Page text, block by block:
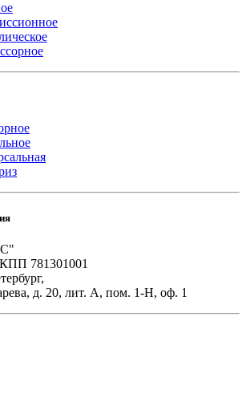
781301001
д. 20, лит. А, пом. 1-Н, оф. 1